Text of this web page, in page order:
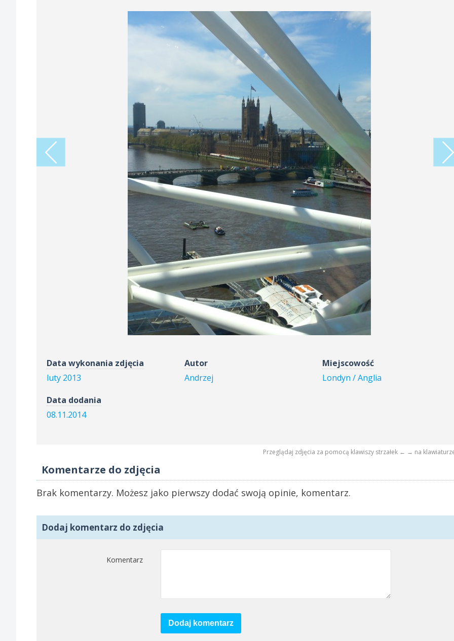
Data wykonania zdjęcia
luty 2013
Autor
Andrzej
Miejscowość
Londyn / Anglia
Data dodania
08.11.2014
Przeglądaj zdjęcia za pomocą klawiszy strzałek ← → na
Komentarze do zdjęcia
Brak komentarzy. Możesz jako pierwszy dodać swoją opinie, komentarz.
Dodaj komentarz do zdjęcia
Komentarz
Dodaj komentarz